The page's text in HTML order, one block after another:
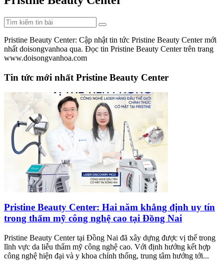
Pristine Beauty Center: Cập nhật tin tức Pristine Beauty Center mới
nhất doisongvanhoa qua. Đọc tin Pristine Beauty Center trên trang
www.doisongvanhoa.com
Tin tức mới nhất Pristine Beauty Center
Pristine Beauty Center: Hai năm khẳng định uy tín
trong thẩm mỹ công nghệ cao tại Đồng Nai
Pristine Beauty Center tại Đồng Nai đã xây dựng được vị thế trong
lĩnh vực da liễu thẩm mỹ công nghệ cao. Với định hướng kết hợp
công nghệ hiện đại và y khoa chính thống, trung tâm hướng tới...